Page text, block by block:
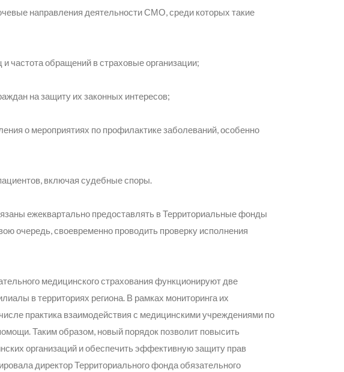
направления деятельности СМО, среди которых такие
частота обращений в страховые организации;
на защиту их законных интересов;
о мероприятиях по профилактике заболеваний, особенно
включая судебные споры.
ежеквартально предоставлять в Территориальные фонды
своевременно проводить проверку исполнения
медицинского страхования функционируют две
в территориях региона. В рамках мониторинга их
практика взаимодействия с медицинскими учреждениями по
Таким образом, новый порядок позволит повысить
организаций и обеспечить эффективную защиту прав
директор Территориального фонда обязательного